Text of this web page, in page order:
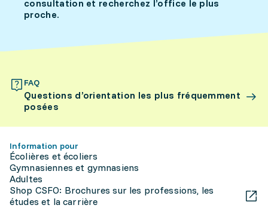
consultation et recherchez l’office le plus
proche.
FAQ
Questions d’orientation les plus fréquemment
posées
Information pour
Écolières et écoliers
Gymnasiennes et gymnasiens
Adultes
Shop CSFO: Brochures sur les professions, les
études et la carrière